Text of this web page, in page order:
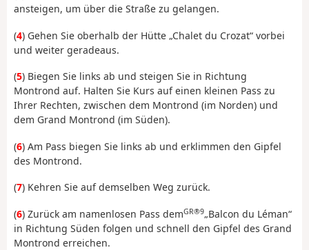
ansteigen, um über die Straße zu gelangen.
(4) Gehen Sie oberhalb der Hütte „Chalet du Crozat“ vorbei
und weiter geradeaus.
(5) Biegen Sie links ab und steigen Sie in Richtung
Montrond auf. Halten Sie Kurs auf einen kleinen Pass zu
Ihrer Rechten, zwischen dem Montrond (im Norden) und
dem Grand Montrond (im Süden).
(6) Am Pass biegen Sie links ab und erklimmen den Gipfel
des Montrond.
(7) Kehren Sie auf demselben Weg zurück.
(6) Zurück am namenlosen Pass demGR®9„Balcon du Léman“
in Richtung Süden folgen und schnell den Gipfel des Grand
Montrond erreichen.